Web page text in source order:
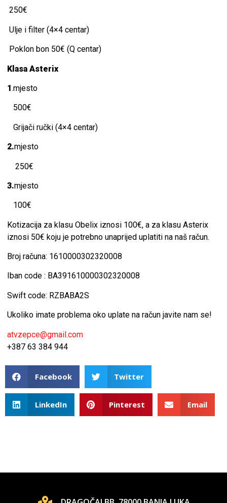
250€
Ulje i filter (4×4 centar)
Poklon bon 50€ (Q centar)
Klasa Asterix
1.mjesto
500€
Grijači ručki (4×4 centar)
2.mjesto
250€
3.mjesto
100€
Kotizacija za klasu Obelix iznosi 100€, a za klasu Asterix
iznosi 50€ koju je potrebno unaprijed uplatiti na naš račun.
Broj računa: 1610000302320008
Iban code : BA391610000302320008
Swift code: RZBABA2S
Ukoliko imate problema oko uplate na račun javite nam se!
atvzepce@gmail.com
+387 63 384 944
Facebook Twitter
LinkedIn Pinterest Email